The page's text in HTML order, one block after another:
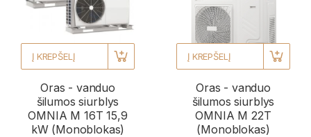
Į KREPŠELĮ
Oras - vanduo
šilumos siurblys
OMNIA M 16T 15,9
kW (Monoblokas)
Į KREPŠELĮ
Oras - vanduo
šilumos siurblys
OMNIA M 22T
(Monoblokas)